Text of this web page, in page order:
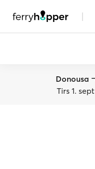
|
Donousa
Tirs 1. sept